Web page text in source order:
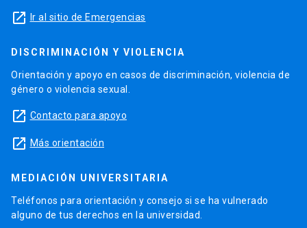
launch Ir al sitio de Emergencias
DISCRIMINACIÓN Y VIOLENCIA
Orientación y apoyo en casos de discriminación, violencia de
género o violencia sexual.
launch Contacto para apoyo
launch Más orientación
MEDIACIÓN UNIVERSITARIA
Teléfonos para orientación y consejo si se ha vulnerado
alguno de tus derechos en la universidad.